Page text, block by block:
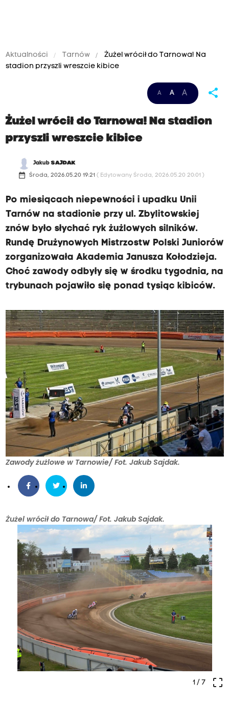
Aktualności Tarnów
Żużel wrócił do Tarnowa! Na
stadion przyszli wreszcie kibice
A A A share
Żużel wrócił do Tarnowa! Na stadion
przyszli wreszcie kibice
JakubSAJDAK
date_range Środa, 2026.05.20 19:21 ( Edytowany Środa, 2026.05.20 20:01 )
Po miesiącach niepewności i upadku Unii
Tarnów na stadionie przy ul. Zbylitowskiej
znów było słychać ryk żużlowych silników.
Rundę Drużynowych Mistrzostw Polski Juniorów
zorganizowała Akademia Janusza Kołodzieja.
Choć zawody odbyły się w środku tygodnia, na
trybunach pojawiło się ponad tysiąc kibiców.
Zawody żużlowe w Tarnowie/ Fot. Jakub Sajdak.
Żużel wrócił do Tarnowa/ Fot. Jakub Sajdak.
crop_free
1/ 7